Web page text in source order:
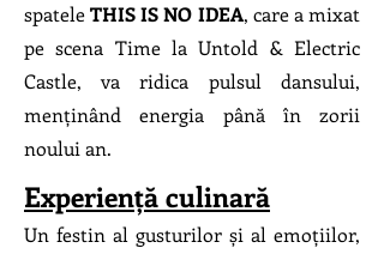
spateleTHIS IS NO IDEA, care a mixat
pe scena Time la Untold & Electric
Castle, va ridica pulsul dansului,
menținând energia până în zorii
noului an.
Experiență culinară
Un festin al gusturilor și al emoțiilor,